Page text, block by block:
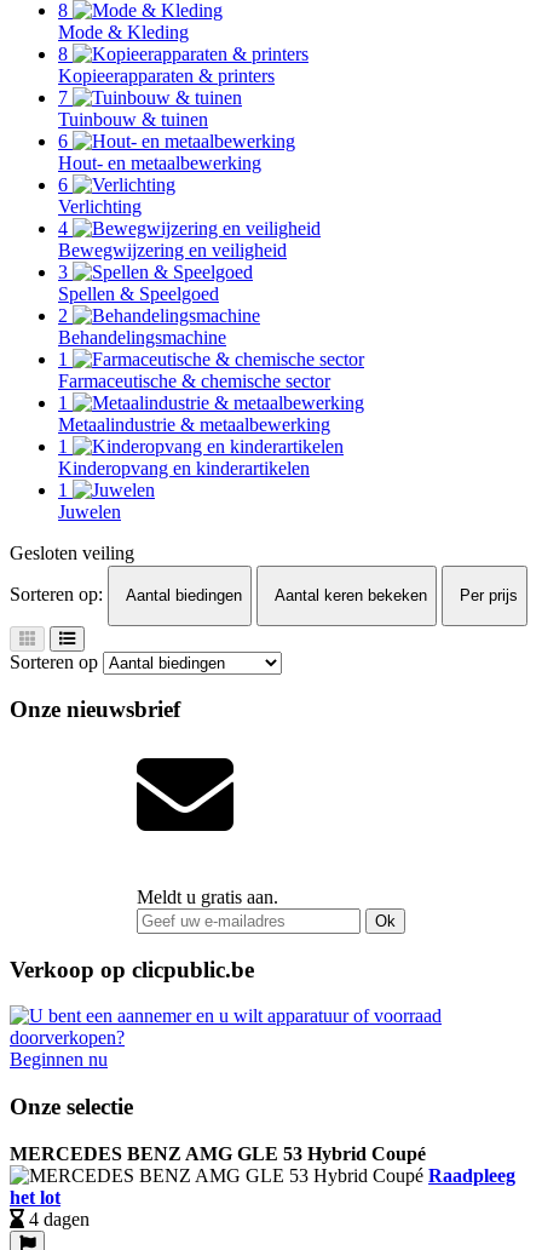
8
Mode & Kleding
8
Kopieerapparaten & printers
7
Tuinbouw & tuinen
6
Hout- en metaalbewerking
6
Verlichting
4
Bewegwijzering en veiligheid
3
Spellen & Speelgoed
2
Behandelingsmachine
1
Farmaceutische & chemische sector
1
Metaalindustrie & metaalbewerking
1
Kinderopvang en kinderartikelen
1
Juwelen
Gesloten veiling
Sorteren op:
Aantal biedingen Aantal keren bekeken Per prijs
Sorteren op
Onze nieuwsbrief
Meldt u gratis aan.
Ok
Verkoop op clicpublic.be
Beginnen nu
Onze selectie
MERCEDES BENZ AMG GLE 53 Hybrid Coupé
Raadpleeg
het lot
4 dagen